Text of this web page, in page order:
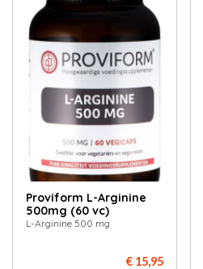
Proviform L-Arginine
500mg (60 vc)
L-Arginine 500 mg
€ 15,95